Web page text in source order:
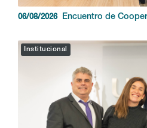
06/08/2026 Encuentro de
Institucional